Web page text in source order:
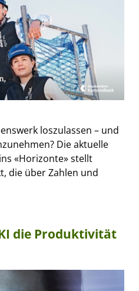
loszulassen – und
Die aktuelle
«Horizonte» stellt
die über Zahlen und
die Produktivität